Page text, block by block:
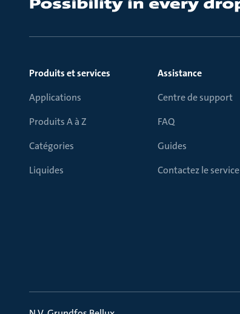
Produits et services
Applications
Produits A à Z
Catégories
Liquides
Assistance
Centre de support
FAQ
Guides
Contactez le service